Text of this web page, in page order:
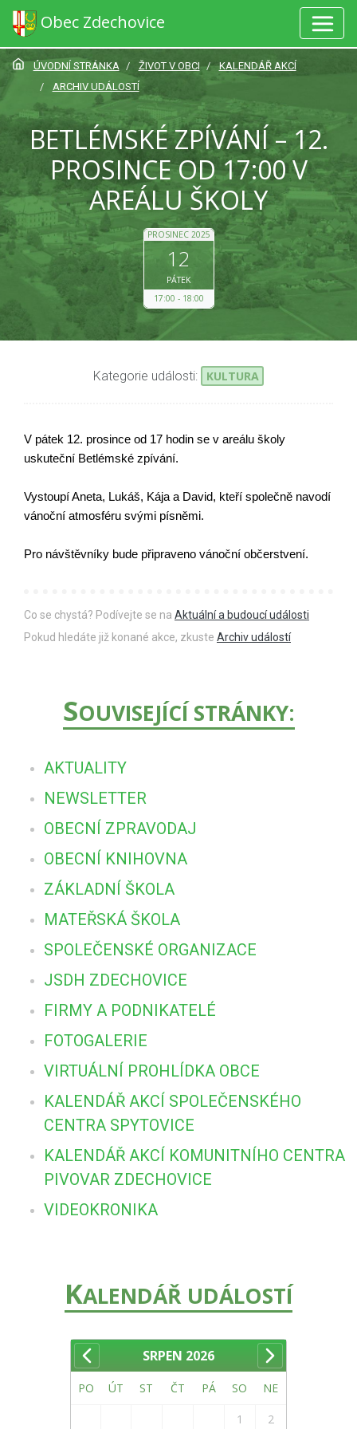
Obec Zdechovice
ÚVODNÍ STRÁNKA ŽIVOT V OBCI
KALENDÁŘ AKCÍ
ARCHIV UDÁLOSTÍ
BETLÉMSKÉ ZPÍVÁNÍ – 12.
PROSINCE OD 17:00 V
AREÁLU ŠKOLY
PROSINEC 2025
12
PÁTEK
17:00
18:00
Kategorie události: KULTURA
V pátek 12. prosince od 17 hodin se v areálu školy
uskuteční Betlémské zpívání.
Vystoupí Aneta, Lukáš, Kája a David, kteří společně navodí
vánoční atmosféru svými písněmi.
Pro návštěvníky bude připraveno vánoční občerstvení.
Co se chystá? Podívejte se na Aktuální a budoucí události
Pokud hledáte již konané akce, zkuste Archiv událostí
SOUVISEJÍCÍ STRÁNKY:
AKTUALITY
NEWSLETTER
OBECNÍ ZPRAVODAJ
OBECNÍ KNIHOVNA
ZÁKLADNÍ ŠKOLA
MATEŘSKÁ ŠKOLA
SPOLEČENSKÉ ORGANIZACE
JSDH ZDECHOVICE
FIRMY A PODNIKATELÉ
FOTOGALERIE
VIRTUÁLNÍ PROHLÍDKA OBCE
KALENDÁŘ AKCÍ SPOLEČENSKÉHO
CENTRA SPYTOVICE
KALENDÁŘ AKCÍ KOMUNITNÍHO CENTRA
PIVOVAR ZDECHOVICE
VIDEOKRONIKA
KALENDÁŘ UDÁLOSTÍ
SRPEN 2026
PO ÚT ST ČT PÁ SO NE
1 2